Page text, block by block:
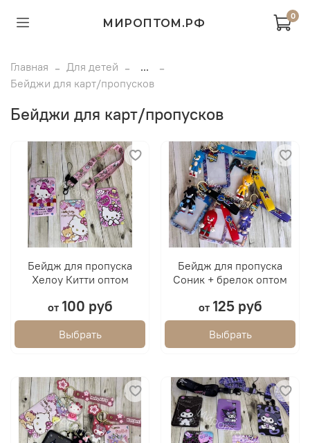
МИРОПТОМ.РФ
0
Главная Для детей
...
Бейджи для карт/пропусков
Бейджи для карт/пропусков
Бейдж для пропуска
Хелоу Китти оптом
от 100 руб
Выбрать
Бейдж для пропуска
Соник + брелок оптом
от 125 руб
Выбрать